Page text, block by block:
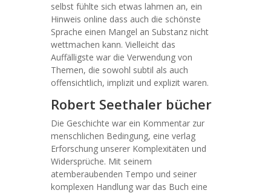
selbst fühlte sich etwas lahmen an, ein
Hinweis online dass auch die schönste
Sprache einen Mangel an Substanz nicht
wettmachen kann. Vielleicht das
Auffälligste war die Verwendung von
Themen, die sowohl subtil als auch
offensichtlich, implizit und explizit waren.
Robert Seethaler bücher
Die Geschichte war ein Kommentar zur
menschlichen Bedingung, eine verlag
Erforschung unserer Komplexitäten und
Widersprüche. Mit seinem
atemberaubenden Tempo und seiner
komplexen Handlung war das Buch eine